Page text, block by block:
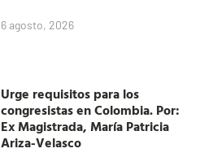
6 agosto, 2026
Urge requisitos para los
congresistas en Colombia. Por:
Ex Magistrada, María Patricia
Ariza-Velasco